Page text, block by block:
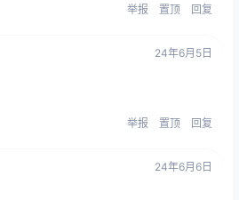
举报 置顶 回复
24年6月5日
举报 置顶 回复
24年6月6日